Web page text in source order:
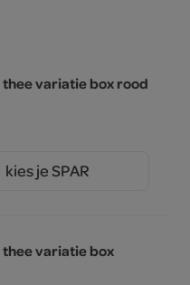
thee variatie box rood
kies je SPAR
thee variatie box